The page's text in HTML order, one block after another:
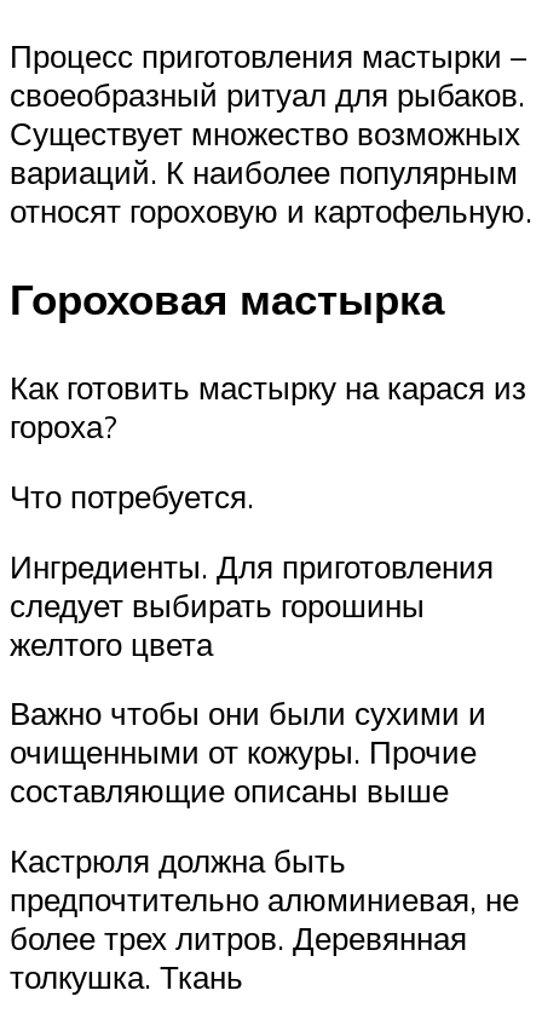
Процесс приготовления мастырки –
своеобразный ритуал для рыбаков.
Существует множество возможных
вариаций. К наиболее популярным
относят гороховую и картофельную.
Гороховая мастырка
Как готовить мастырку на карася из
гороха?
Что потребуется.
Ингредиенты. Для приготовления
следует выбирать горошины
желтого цвета
Важно чтобы они были сухими и
очищенными от кожуры. Прочие
составляющие описаны выше
Кастрюля должна быть
предпочтительно алюминиевая, не
более трех литров. Деревянная
толкушка. Ткань